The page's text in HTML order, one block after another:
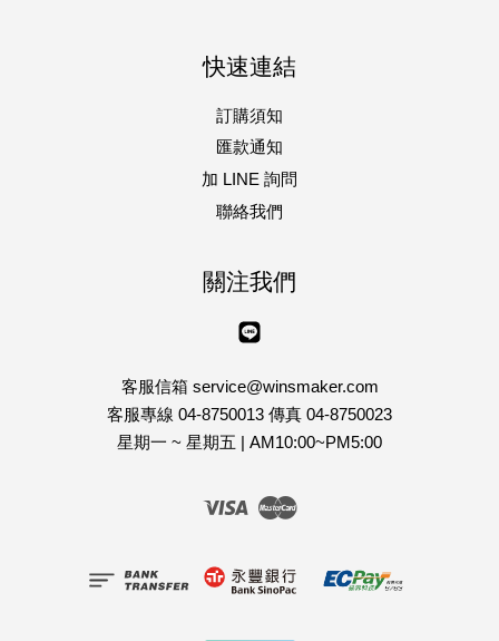
快速連結
訂購須知
匯款通知
加 LINE 詢問
聯絡我們
關注我們
客服信箱 service@winsmaker.com
客服專線 04-8750013 傳真 04-8750023
星期一 ~ 星期五 | AM10:00~PM5:00
Visa Master